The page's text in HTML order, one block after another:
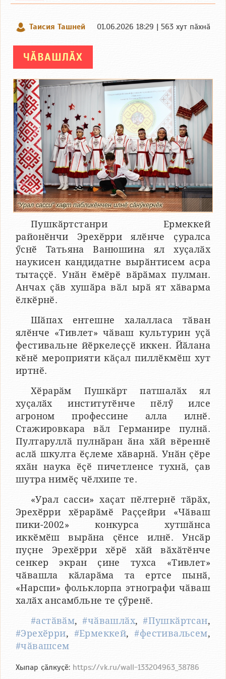
Таисия Ташней 01.06.2026 18:29 | 563 хут пӑхнӑ
ЧӐВАШЛӐХ
"Урал сасси" хаҫат пабликӗнчен илнӗ сӑнӳкерчӗк
Пушкӑртстанри Ермеккей
районӗнчи Эрехӗрри ялӗнче ҫуралса
ӳснӗ Татьяна Ванюшина ял хуҫалӑх
наукисен кандидатне вырӑнтисем асра
тытаҫҫӗ. Унӑн ӗмӗрӗ вӑрӑмах пулман.
Анчах ҫӑв хушӑра вӑл ырӑ ят хӑварма
ӗлкӗрнӗ.
Шӑпах ентешне халалласа тӑван
ялӗнче «Тивлет» чӑваш культурин уҫӑ
фестивальне йӗркелеҫҫӗ иккен. Йӑлана
кӗнӗ мероприяти кӑҫал пиллӗкмӗш хут
иртнӗ.
Хӗрарӑм Пушкӑрт патшалӑх ял
хуҫалӑх институтӗнче пӗлӳ илсе
агроном профессине алла илнӗ.
Стажировкара вӑл Германире пулнӑ.
Пултаруллӑ пулнӑран ӑна хӑй вӗреннӗ
аслӑ шкулта ӗҫлеме хӑварнӑ. Унӑн ҫӗре
яхӑн наука ӗҫӗ пичетленсе тухнӑ, ҫав
шутра нимӗҫ чӗлхипе те.
«Урал сасси» хаҫат пӗлтернӗ тӑрӑх,
Эрехӗрри хӗрарӑмӗ Раҫҫейри «Чӑваш
пики-2002» конкурса хутшӑнса
иккӗмӗш вырӑна ҫӗнсе илнӗ. Унсӑр
пуҫне Эрехӗрри хӗрӗ хӑй вӑхӑтӗнче
сенкер экран ҫине тухса «Тивлет»
чӑвашла кӑларӑма та ертсе пынӑ,
«Нарспи» фольклорпа этнографи чӑваш
халӑх ансамбльне те ҫӳренӗ.
#астӑвӑм,#чӑвашлӑх,#Пушкӑртсан,
#Эрехӗрри, #Ермеккей,#фестивальсем,
#чӑвашсем
Хыпар ҫӑлкуҫӗ: https://vk.ru/wall-133204963_38786